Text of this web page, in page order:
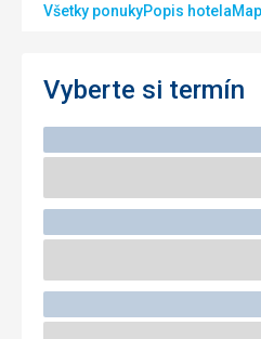
Všetky ponukyPopis hotela
Vyberte si termín